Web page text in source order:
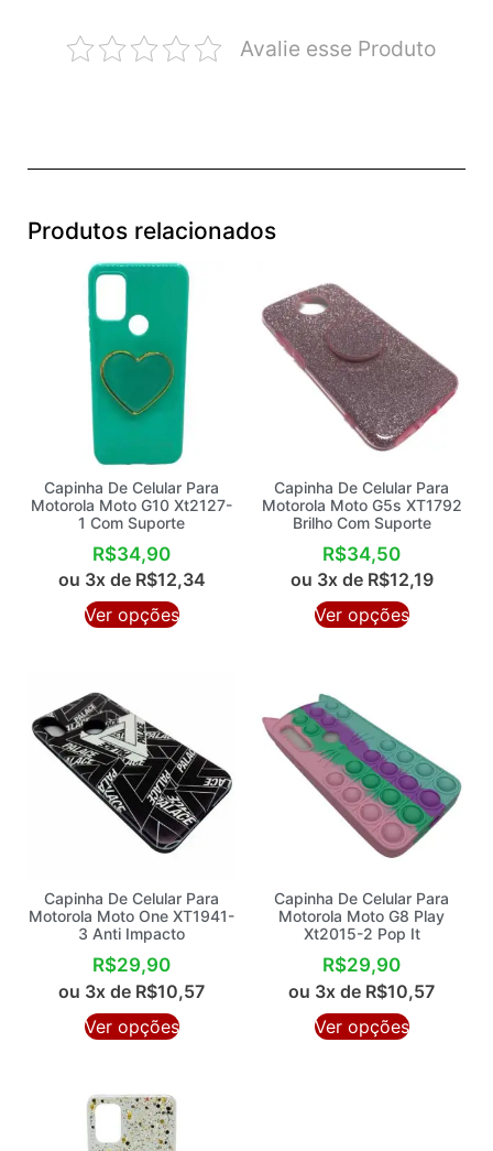
Avalie esse Produto
Produtos relacionados
Capinha De Celular Para
Motorola Moto G10 Xt2127-
1 Com Suporte
R$34,90
ou 3x de R$12,34
Ver opções
Capinha De Celular Para
Motorola Moto G5s XT1792
Brilho Com Suporte
R$34,50
ou 3x de R$12,19
Ver opções
Capinha De Celular Para
Motorola Moto One XT1941-
3 Anti Impacto
R$29,90
ou 3x de R$10,57
Ver opções
Capinha De Celular Para
Motorola Moto G8 Play
Xt2015-2 Pop It
R$29,90
ou 3x de R$10,57
Ver opções